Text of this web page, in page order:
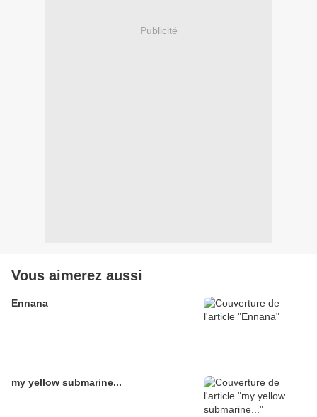
Publicité
Vous aimerez aussi
Ennana
my yellow submarine...